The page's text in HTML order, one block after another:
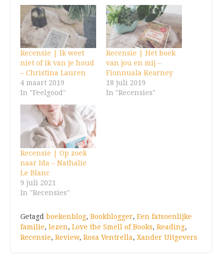
Recensie | Ik weet
niet of ik van je houd
– Christina Lauren
4 maart 2019
In "Feelgood"
Recensie | Het boek
van jou en mij –
Fionnuala Kearney
18 juli 2019
In "Recensies"
Recensie | Op zoek
naar Ida – Nathalie
Le Blanc
9 juli 2021
In "Recensies"
Getagd boekenblog, Bookblogger, Een fatsoenlijke
familie, lezen, Love the Smell of Books, Reading,
Recensie, Review, Rosa Ventrella, Xander Uitgevers